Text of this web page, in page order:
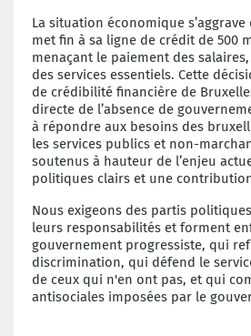
La situation économique
met fin à sa ligne de crédit de 500
menaçant le paiement des
des services essentiels. Cette
de crédibilité financière de
directe de l’absence de
à répondre aux besoins des
les services publics et non-
soutenus à hauteur de l’enjeu
politiques clairs et une
Nous exigeons des partis
leurs responsabilités et forment
gouvernement progressiste, qui
discrimination, qui défend le
de ceux qui n'en ont pas, et qui
antisociales imposées par le